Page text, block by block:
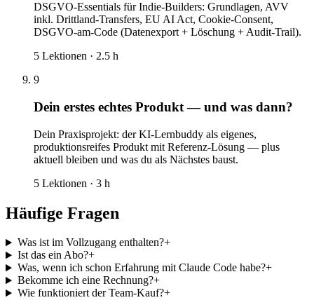
DSGVO-Essentials für Indie-Builders: Grundlagen, AVV
inkl. Drittland-Transfers, EU AI Act, Cookie-Consent,
DSGVO-am-Code (Datenexport + Löschung + Audit-Trail).
5 Lektionen · 2.5 h
9
Dein erstes echtes Produkt — und was dann?
Dein Praxisprojekt: der KI-Lernbuddy als eigenes,
produktionsreifes Produkt mit Referenz-Lösung — plus
aktuell bleiben und was du als Nächstes baust.
5 Lektionen · 3 h
Häufige Fragen
Was ist im Vollzugang enthalten?+
Ist das ein Abo?+
Was, wenn ich schon Erfahrung mit Claude Code habe?+
Bekomme ich eine Rechnung?+
Wie funktioniert der Team-Kauf?+